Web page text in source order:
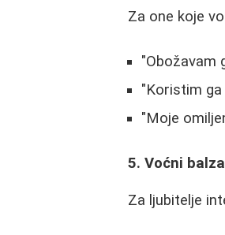
Za one koje
"Obožavam
"Koristim
"Moje
5. Voćni
Za ljubitelje